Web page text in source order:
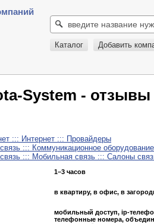
Каталог Добавить
System - отзывы
::: Интернет ::: Провайдеры
::: Коммуникационное
::: Мобильная связь ::: Салоны
1–3 часов
в квартиру, в офис, в
мобильный доступ, ip-
телефонные номера,